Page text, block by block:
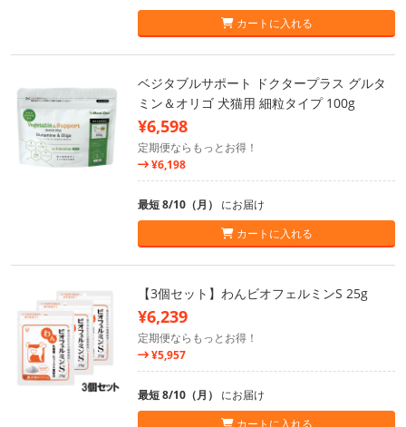
カートに入れる
ベジタブルサポート ドクタープラス グルタ
ミン＆オリゴ 犬猫用 細粒タイプ 100g
¥6,598
定期便ならもっとお得！
¥6,198
最短 8/10（月） にお届け
カートに入れる
【3個セット】わんビオフェルミンS 25g
¥6,239
定期便ならもっとお得！
¥5,957
最短 8/10（月） にお届け